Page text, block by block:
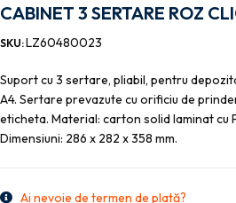
CABINET 3 SERTARE ROZ
SKU:LZ60480023
Suport cu 3 sertare, pliabil, pentru
A4. Sertare prevazute cu orificiu de
eticheta. Material: carton solid laminat cu
Dimensiuni: 286 x 282 x 358 mm.
Ai nevoie de termen de plată?